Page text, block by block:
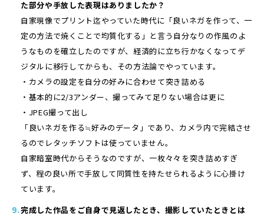
た部分や手放した表現はありましたか？
自家現像でプリント迄やっていた時代に「良いネガを作って、一
定の方法で焼くことで均質化する」と言う自分なりの作風のよ
うなものを確立したのですが、経済的に立ち行かなくなってデ
ジタルに移行してからも、その方法論でやっています。
・カメラの設定を自分の好みに合わせて突き詰める
・基本的に2/3アンダー、撮ってみて足りない場合は更に
・JPEG撮って出し
「良いネガを作る≒好みのデータ」であり、カメラ内で完結させ
るのでレタッチソフトは使っていません。
自家暗室時代からそうなのですが、一枚々々を突き詰めすぎ
ず、程の良い所で手放して同質性を持たせられるように心掛け
ています。
完成した作品をご自身で見返したとき、撮影していたときとは